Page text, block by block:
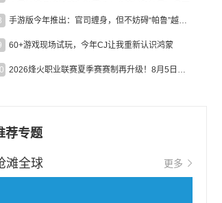
手游版今年推出：官司缠身，但不妨碍“帕鲁”越来越火
60+游戏现场试玩，今年CJ让我重新认识鸿蒙
2026烽火职业联赛夏季赛赛制再升级！8月5日起24支战队集结开战！
荐专题
滩全球 更多